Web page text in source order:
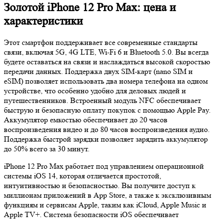
Золотой iPhone 12 Pro Max: цена и
характеристики
Этот смартфон поддерживает все современные стандарты
связи, включая 5G, 4G LTE, Wi-Fi 6 и Bluetooth 5.0. Вы всегда
будете оставаться на связи и наслаждаться высокой скоростью
передачи данных. Поддержка двух SIM-карт (nano SIM и
eSIM) позволяет использовать два номера телефона на одном
устройстве, что особенно удобно для деловых людей и
путешественников. Встроенный модуль NFC обеспечивает
быструю и безопасную оплату покупок с помощью Apple Pay.
Аккумулятор емкостью обеспечивает до 20 часов
воспроизведения видео и до 80 часов воспроизведения аудио.
Поддержка быстрой зарядки позволяет зарядить аккумулятор
до 50% всего за 30 минут.
iPhone 12 Pro Max работает под управлением операционной
системы iOS 14, которая отличается простотой,
интуитивностью и безопасностью. Вы получите доступ к
миллионам приложений в App Store, а также к эксклюзивным
функциям и сервисам Apple, таким как iCloud, Apple Music и
Apple TV+. Система безопасности iOS обеспечивает